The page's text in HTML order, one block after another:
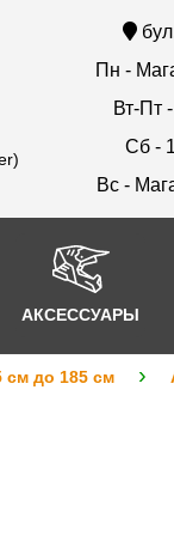
Пн -
Вт-Пт
Сб -
Вс -
АКСЕССУАРЫ
см до 185 см